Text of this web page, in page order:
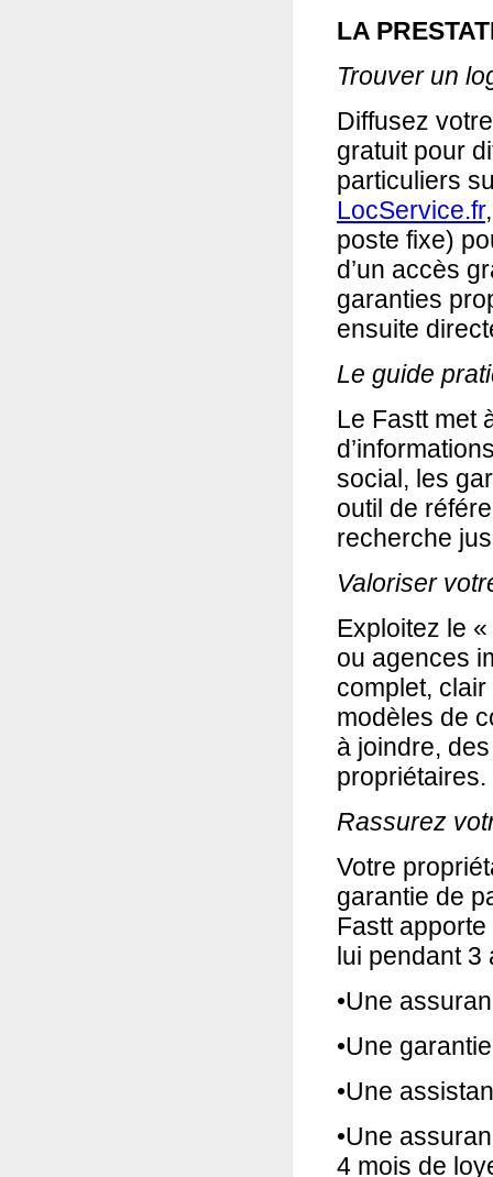
LA
Trouver un
Diffusez
gratuit pour
particuliers
LocService.fr
poste fixe)
d’un accès
garanties
ensuite
Le guide
Le Fastt met
social, les
outil de
recherche
Valoriser
Exploitez le
ou agences
complet,
modèles de
à joindre,
propriétaires.
Rassurez
Votre
garantie de
Fastt
lui pendant 3
•Une
•Une
•Une
•Une
4 mois de